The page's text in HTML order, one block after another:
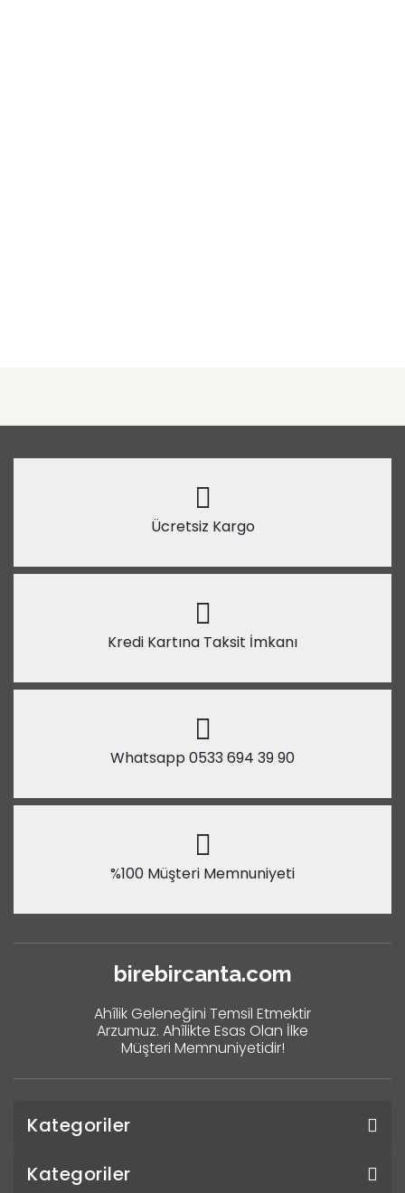
Ücretsiz Kargo
Kredi Kartına Taksit İmkanı
Whatsapp 0533 694 39 90
%100 Müşteri Memnuniyeti
birebircanta.com
Ahîlik Geleneğini Temsil Etmektir
Arzumuz. Ahîlikte Esas Olan İlke
Müşteri Memnuniyetidir!
Kategoriler
Kategoriler